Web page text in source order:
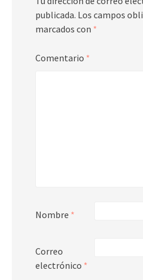
publicada. Los campos
marcados con *
Comentario *
Nombre *
Correo
electrónico *